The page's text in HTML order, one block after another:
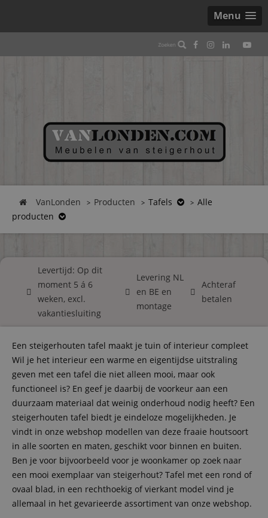
Menu
VanLonden Producten Tafels
Alle
producten
Levertijd: Op dit
moment 5 á 6
weken, excl.
vakantiesluiting
Levering NL
en BE en
montage
Achteraf
betalen
Een steigerhouten tafel maakt je tuin of interieur compleet
Wil je het interieur een warme en eigentijdse uitstraling
geven met een tafel die niet alleen mooi, maar ook
functioneel is? En geef je daarbij de voorkeur aan een
duurzaam materiaal dat weinig onderhoud nodig heeft? Een
steigerhouten tafel biedt je eindeloze mogelijkheden. Je
vindt in onze webshop modellen van deze fraaie houtsoort
in alle soorten en maten, geschikt voor binnen en buiten.
Ben je voor bijvoorbeeld voor je woonkamer op zoek naar
een mooi exemplaar van steigerhout? Tafel met een rond of
ovaal blad, in een rechthoekig of vierkant model vind je
allemaal in het gevarieerde assortiment van onze webshop.